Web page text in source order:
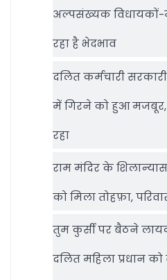
अल्पसंख्यक विधायकों-
रहा है भेदभाव
दलित कर्मचारी
में गिरने को हुआ मजबूर,
रहा
राम मंदिर के
को मिला तोहफ़ा,
तुम कुर्सी पर बैठने
दलित महिला प्रधान को